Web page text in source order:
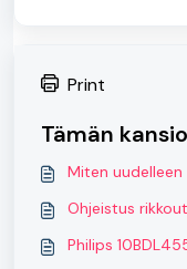
Print
Tämän
Miten
Ohjeistus
Philips